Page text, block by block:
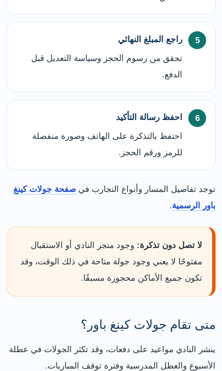
راجع المبلغ النهائي
تحقق من رسوم الحجز وسياسة التعديل قبل
الدفع.
احفظ رسالة التأكيد
احتفظ بالتذكرة على الهاتف وصورة منفصلة
للرمز ورقم الحجز.
توجد تفاصيل المسار وأنواع التجارب في صفحة جولات كينغ
باور الرسمية.
لا تصل دون تذكرة: وجود متجر النادي أو الاستقبال
مفتوحًا لا يعني وجود جولة متاحة في ذلك الوقت، وقد
تكون جميع الأماكن محجوزة مسبقًا.
متى تقام جولات كينغ باور؟
ينشر النادي مواعيد على دفعات، وقد تكثر الجولات في عطلة
الأسبوع والعطل المدرسية وفترة توقف المباريات.